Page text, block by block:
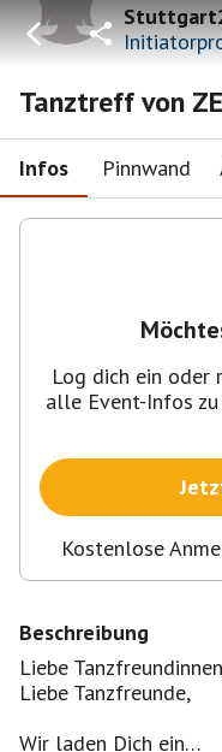
Tanztreff von
Infos Pinnwand
Log dich ein oder
alle Event-Infos
Kostenlose
Beschreibung
Liebe
Liebe Tanzfreunde,
Wir laden Dich ein…